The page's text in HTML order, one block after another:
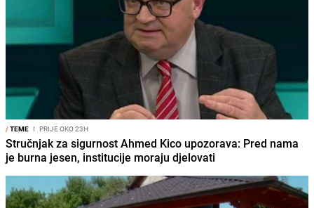
/TEME I PRIJE OKO 23H
Stručnjak za sigurnost Ahmed Kico upozorava: Pred nama
je burna jesen, institucije moraju djelovati